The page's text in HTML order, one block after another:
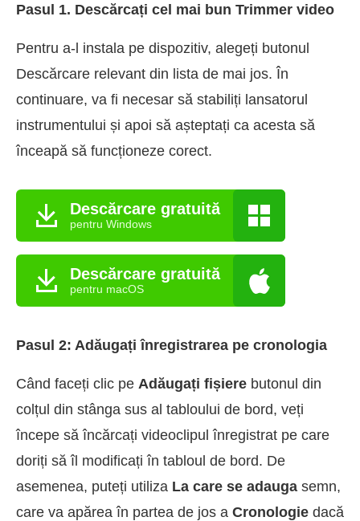
Pasul 1. Descărcați cel mai bun Trimmer video
Pentru a-l instala pe dispozitiv, alegeți butonul
Descărcare relevant din lista de mai jos. În
continuare, va fi necesar să stabiliți lansatorul
instrumentului și apoi să așteptați ca acesta să
înceapă să funcționeze corect.
Descărcare gratuită
pentru Windows
Descărcare gratuită
pentru macOS
Pasul 2: Adăugați înregistrarea pe cronologia
Când faceți clic pe Adăugați fișiere butonul din
colțul din stânga sus al tabloului de bord, veți
începe să încărcați videoclipul înregistrat pe care
doriți să îl modificați în tabloul de bord. De
asemenea, puteți utiliza La care se adauga semn,
care va apărea în partea de jos a Cronologie dacă